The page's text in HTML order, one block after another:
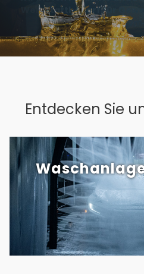
Wir haben das
Fahrzeug,
ZU
Entdecken Sie